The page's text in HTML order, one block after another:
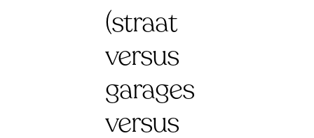
(straat
versus
garages
versus